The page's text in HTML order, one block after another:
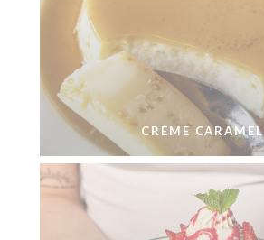
CRÈME CARAMEL